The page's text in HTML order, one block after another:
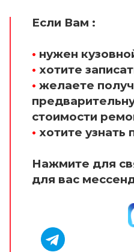
Если Вам :
• нужен
• хотите
• желаете
стоимости
• хотите узнать
Нажмите для
для вас